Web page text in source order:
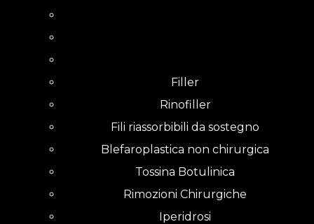
Filler
Rinofiller
Fili riassorbibili da sostegno
Blefaroplastica non chirurgica
Tossina Botulinica
Rimozioni Chirurgiche
Iperidrosi